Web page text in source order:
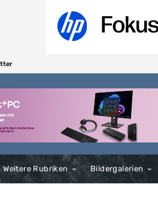
Weitere Rubriken Bildergalerien